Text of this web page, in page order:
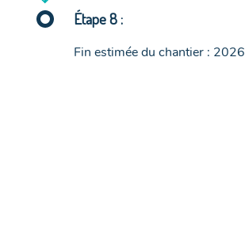
Étape 8 :
Fin estimée du chantier : 2026